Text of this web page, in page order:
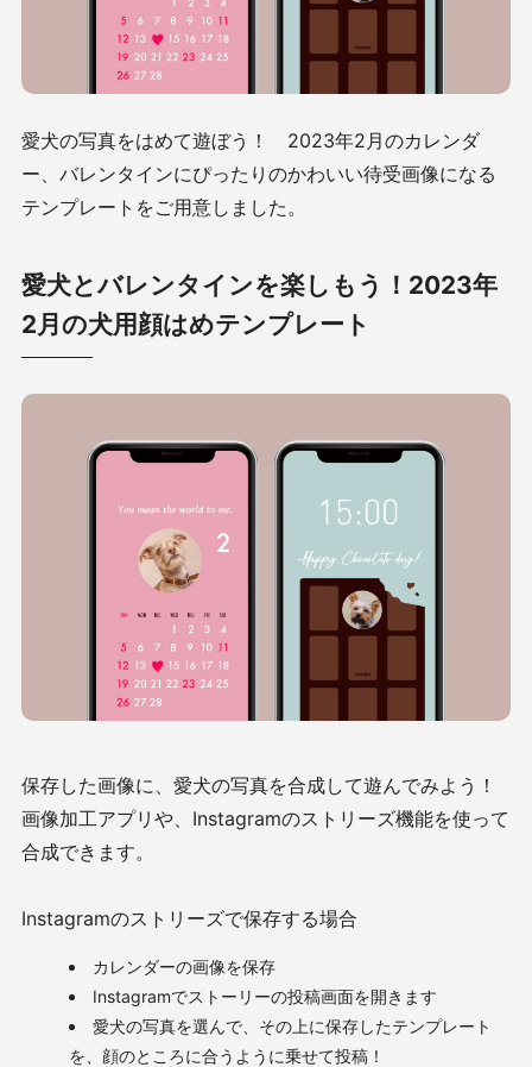
愛犬の写真をはめて遊ぼう！ 2023年2月のカレンダ
ー、バレンタインにぴったりのかわいい待受画像になる
テンプレートをご用意しました。
愛犬とバレンタインを楽しもう！2023年
2月の犬用顔はめテンプレート
保存した画像に、愛犬の写真を合成して遊んでみよう！
画像加工アプリや、Instagramのストリーズ機能を使って
合成できます。
Instagramのストリーズで保存する場合
カレンダーの画像を保存
Instagramでストーリーの投稿画面を開きます
愛犬の写真を選んで、その上に保存したテンプレート
を、顔のところに合うように乗せて投稿！